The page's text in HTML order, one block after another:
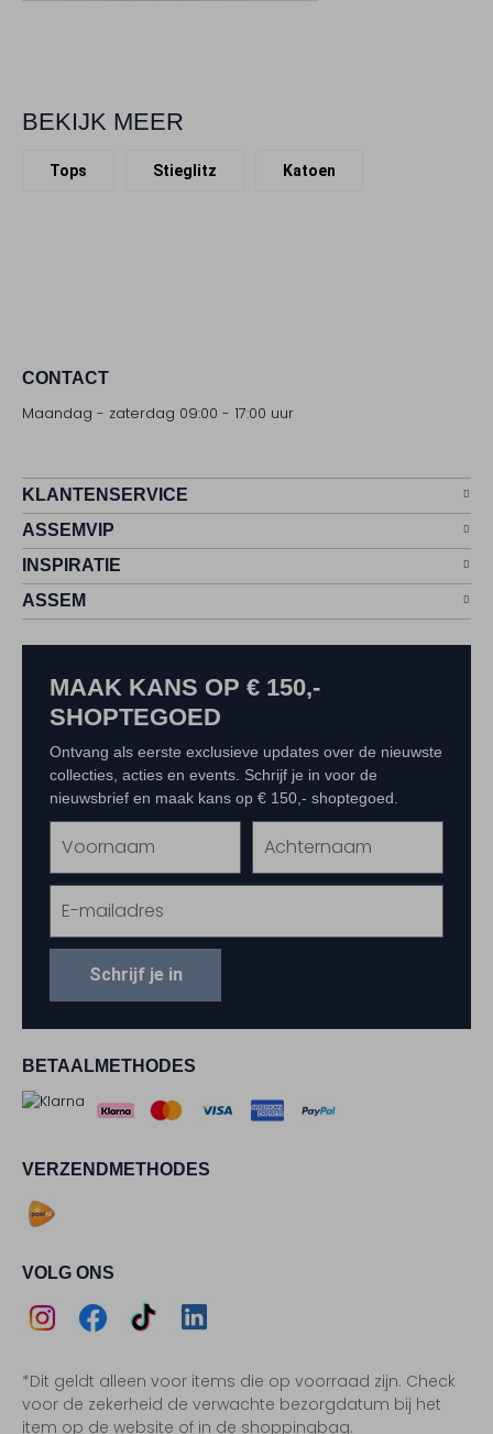
BEKIJK MEER
Tops Stieglitz Katoen
CONTACT
Maandag - zaterdag 09:00 - 17:00 uur
KLANTENSERVICE
ASSEMVIP
INSPIRATIE
ASSEM
BETAALMETHODES
VERZENDMETHODES
VOLG ONS
Instagram
Facebook
TikTokLinkedIn
*Dit geldt alleen voor items die op voorraad zijn. Check
voor de zekerheid de verwachte bezorgdatum bij het
item op de website of in de shoppingbag.
MAAK KANS OP € 150,-
SHOPTEGOED
Ontvang als eerste exclusieve updates over de nieuwste
collecties, acties en events. Schrijf je in voor de
nieuwsbrief en maak kans op € 150,- shoptegoed.
Schrijf je in